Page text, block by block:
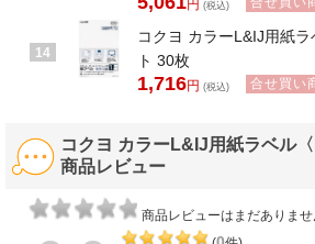
円 (税込)
14
コクヨ カラーL&IJ用紙
ト 30枚
1,716円 (税込) 合せ買い
コクヨ カラーL&IJ用紙ラベル
商品レビュー
商品レビューはまだありませ